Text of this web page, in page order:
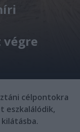
célpontokra
eszkalálódik,